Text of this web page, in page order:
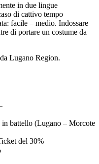
in due lingue
di cattivo tempo
facile – medio. Indossare
di portare un costume da
Lugano Region.
battello (Lugano – Morcote
del 30%